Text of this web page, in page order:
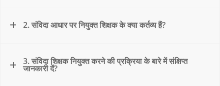
2. संविदा आधार पर नियुक्त शिक्षक के क्या कर्तव्य हैं?
3. संविदा शिक्षक नियुक्त करने की प्रक्रिया के बारे में संक्षिप्त
जानकारी दें?